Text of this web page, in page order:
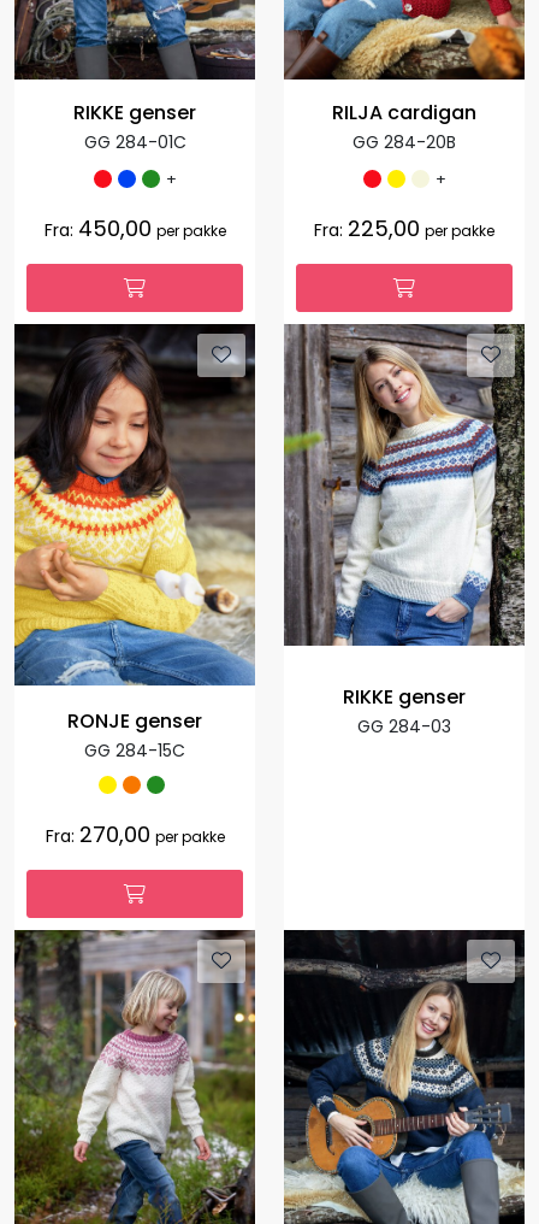
RIKKE genser
GG 284-01C
+
Fra: 450,00 per pakke
RILJA cardigan
GG 284-20B
+
Fra: 225,00 per pakke
RONJE genser
GG 284-15C
Fra: 270,00 per pakke
RIKKE genser
GG 284-03